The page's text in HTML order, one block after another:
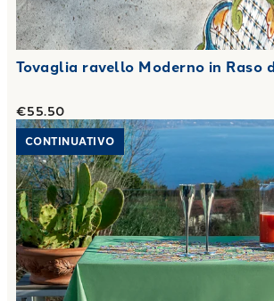
Tovaglia ravello Moderno in Raso
€55.50
Link to "Tovaglia monreale Moderno in
CONTINUATIVO